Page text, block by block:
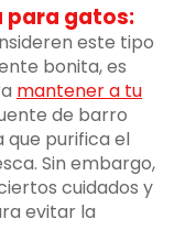
para gatos:
este tipo
bonita, es
mantener a tu
de barro
purifica el
Sin embargo,
cuidados y
evitar la